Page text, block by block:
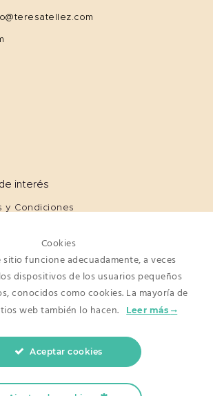
interés
y Condiciones
Privacidad
leído y acepto los términos y
Cookies
sitio funcione adecuadamente, a veces
dispositivos de los usuarios pequeños
conocidos como cookies. La mayoría de
web también lo hacen.
Leer más
Aceptar cookies